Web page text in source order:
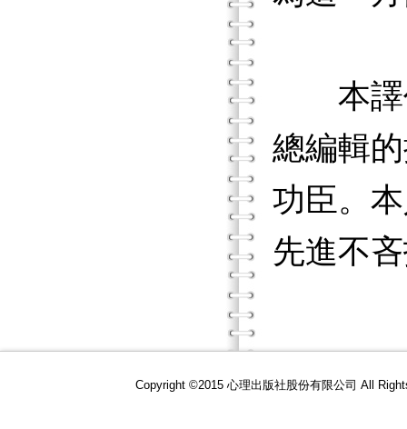
本譯作
總編輯
功臣。
先進不
Copyright ©2015 心理出版社股份有限公司 All